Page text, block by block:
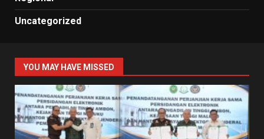
Uncategorized
YOU MAY HAVE MISSED